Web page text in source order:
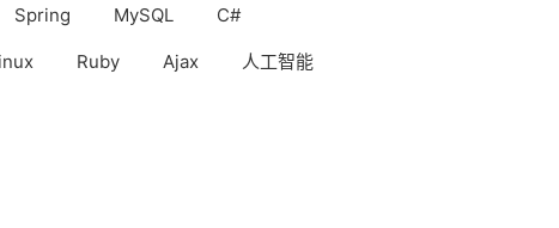
Spring MySQL C#
Ruby Ajax 人工智能